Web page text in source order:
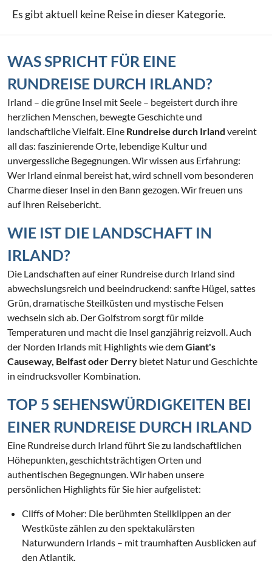
Es gibt aktuell keine Reise in dieser Kategorie.
WAS SPRICHT FÜR EINE
RUNDREISE DURCH IRLAND?
Irland – die grüne Insel mit Seele – begeistert durch ihre
herzlichen Menschen, bewegte Geschichte und
landschaftliche Vielfalt. Eine Rundreise durch Irland vereint
all das: faszinierende Orte, lebendige Kultur und
unvergessliche Begegnungen. Wir wissen aus Erfahrung:
Wer Irland einmal bereist hat, wird schnell vom besonderen
Charme dieser Insel in den Bann gezogen. Wir freuen uns
auf Ihren Reisebericht.
WIE IST DIE LANDSCHAFT IN
IRLAND?
Die Landschaften auf einer Rundreise durch Irland sind
abwechslungsreich und beeindruckend: sanfte Hügel, sattes
Grün, dramatische Steilküsten und mystische Felsen
wechseln sich ab. Der Golfstrom sorgt für milde
Temperaturen und macht die Insel ganzjährig reizvoll. Auch
der Norden Irlands mit Highlights wie demGiant's
Causeway, Belfast oder Derry bietet Natur und Geschichte
in eindrucksvoller Kombination.
TOP 5 SEHENSWÜRDIGKEITEN BEI
EINER RUNDREISE DURCH IRLAND
Eine Rundreise durch Irland führt Sie zu landschaftlichen
Höhepunkten, geschichtsträchtigen Orten und
authentischen Begegnungen. Wir haben unsere
persönlichen Highlights für Sie hier aufgelistet:
Cliffs of Moher: Die berühmten Steilklippen an der
Westküste zählen zu den spektakulärsten
Naturwundern Irlands – mit traumhaften Ausblicken auf
den Atlantik.